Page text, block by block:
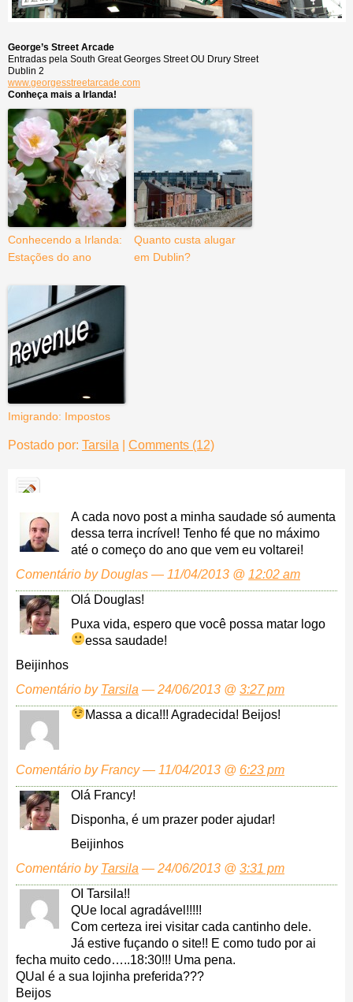
George’s Street Arcade
Entradas pela South Great Georges Street OU Drury Street
Dublin 2
www.georgesstreetarcade.com
Conheça mais a Irlanda!
Conhecendo a Irlanda:
Estações do ano
Quanto custa alugar
em Dublin?
Imigrando: Impostos
Postado por: Tarsila Comments (12)
A cada novo post a minha saudade só aumenta
dessa terra incrível! Tenho fé que no máximo
até o começo do ano que vem eu voltarei!
Comentário by Douglas — 11/04/2013 @ 12:02 am
Olá Douglas!
Puxa vida, espero que você possa matar logo
essa saudade!
Beijinhos
Comentário by Tarsila — 24/06/2013 @ 3:27 pm
Massa a dica!!! Agradecida! Beijos!
Comentário by Francy — 11/04/2013 @ 6:23 pm
Olá Francy!
Disponha, é um prazer poder ajudar!
Beijinhos
Comentário by Tarsila — 24/06/2013 @ 3:31 pm
OI Tarsila!!
QUe local agradável!!!!!
Com certeza irei visitar cada cantinho dele.
Já estive fuçando o site!! E como tudo por ai
fecha muito cedo…..18:30!!! Uma pena.
QUal é a sua lojinha preferida???
Beijos